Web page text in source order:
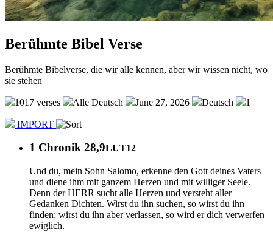
Berühmte Bibel Verse
Berühmte Bibelverse, die wir alle kennen, aber wir wissen nicht, wo
sie stehen
1017 verses Alle Deutsch June 27, 2026 Deutsch 1
IMPORT
1 Chronik 28,9LUT12
Und du, mein Sohn Salomo, erkenne den Gott deines Vaters
und diene ihm mit ganzem Herzen und mit williger Seele.
Denn der HERR sucht alle Herzen und versteht aller
Gedanken Dichten. Wirst du ihn suchen, so wirst du ihn
finden; wirst du ihn aber verlassen, so wird er dich verwerfen
ewiglich.